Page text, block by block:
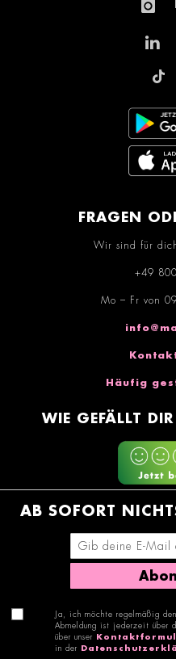
FRAGEN
Wir sind für
+49
Mo – Fr von
Häufig
WIE GEFÄLLT
AB SOFORT
Ja, ich möchte regelmäßig
Abmeldung ist jederzeit über
über unser
in der